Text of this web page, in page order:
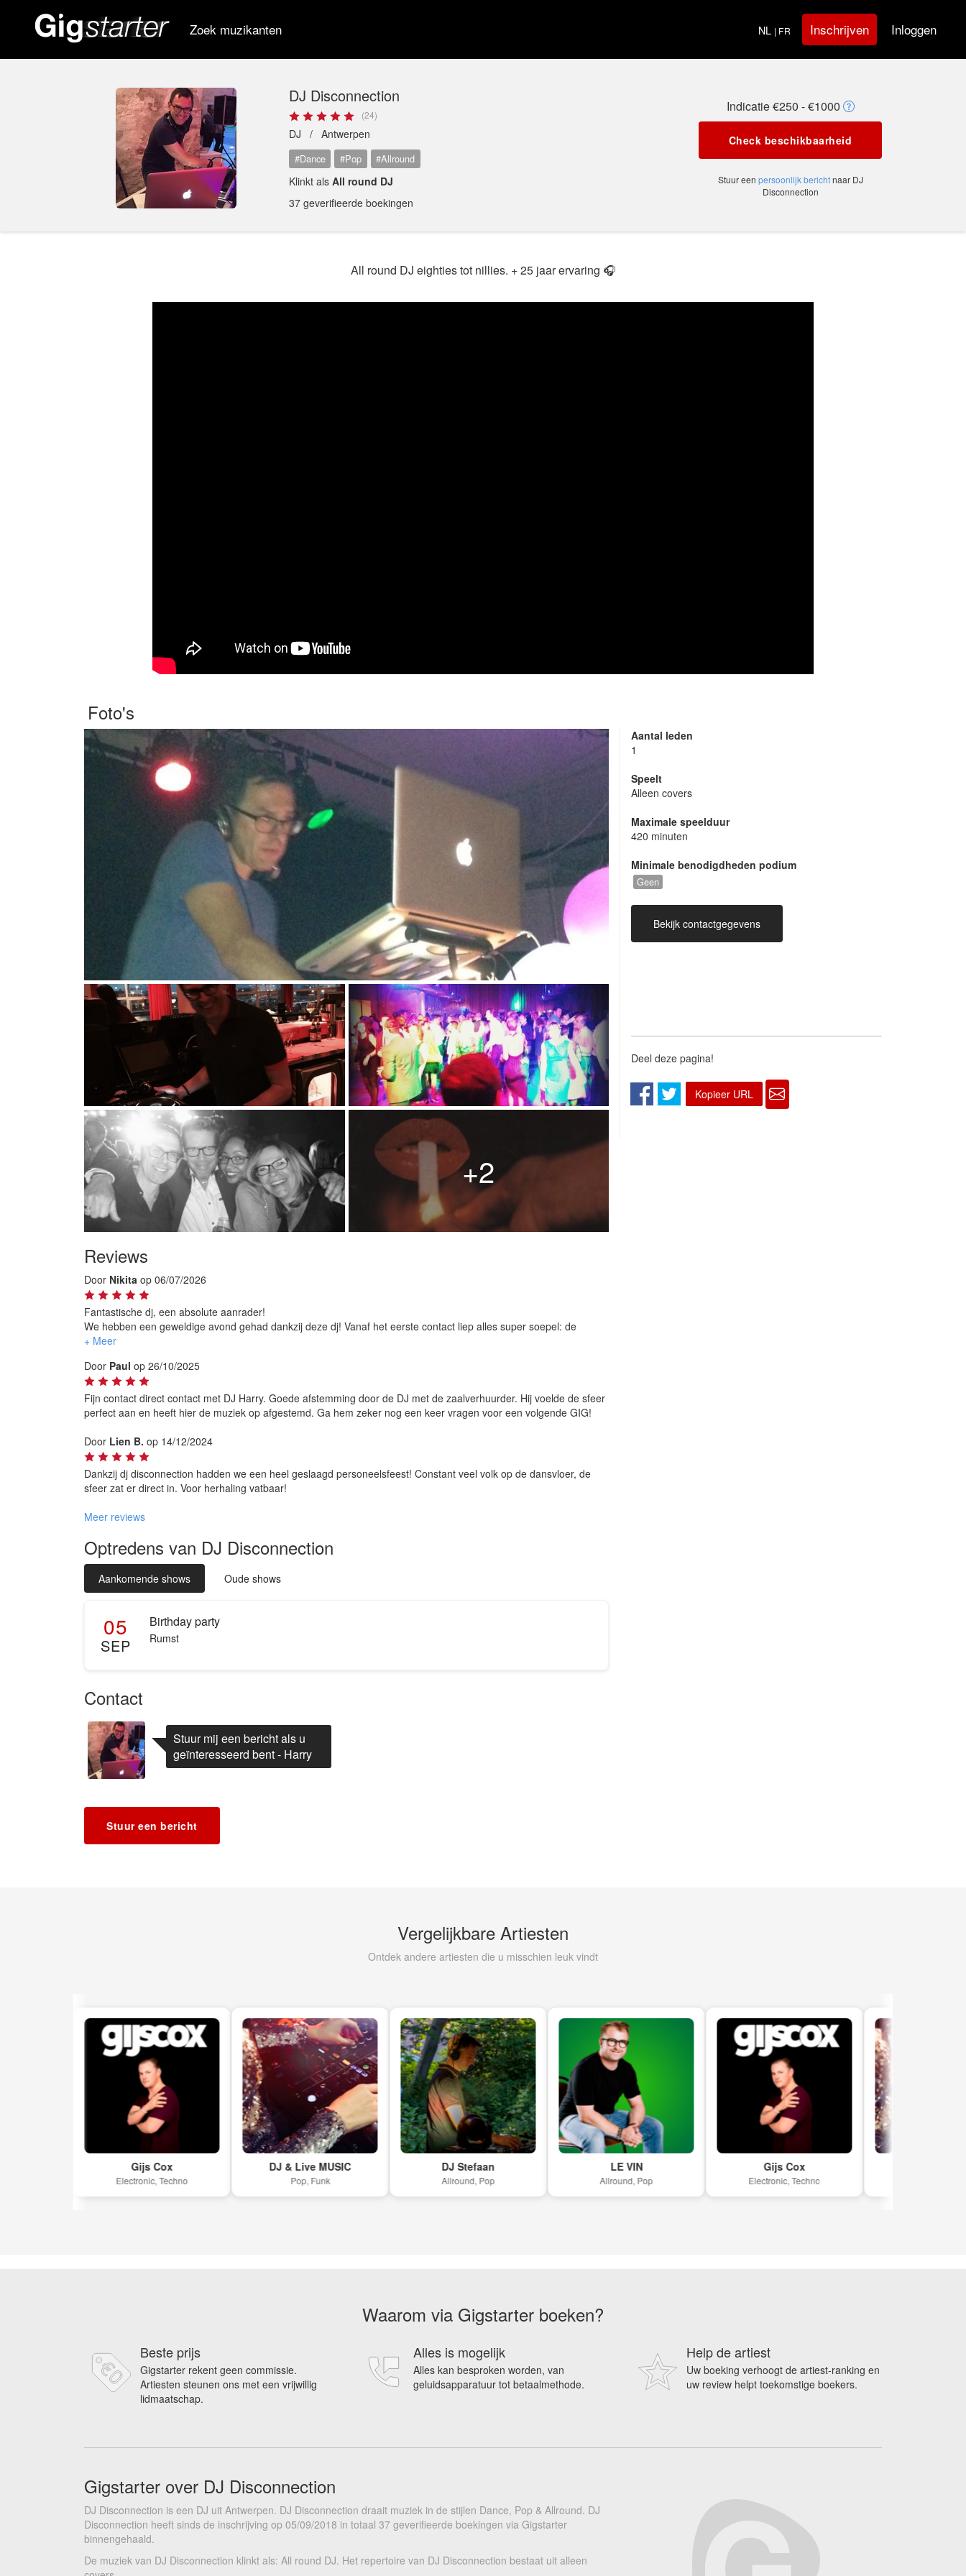
Zoek muzikanten NL | FR Inschrijven Inloggen
DJ Disconnection
(24)
DJ / Antwerpen
#Dance #Pop #Allround
Klinkt als All round DJ
37 geverifieerde boekingen
Indicatie €250 - €1000
Check beschikbaarheid
Stuur een persoonlijk berichtnaar DJ
Disconnection
All round DJ eighties tot nillies. + 25 jaar ervaring 🎧
Foto's
+2
Reviews
Door Nikita op 06/07/2026
Fantastische dj, een absolute aanrader!
We hebben een geweldige avond gehad dankzij deze dj! Vanaf het eerste contact liep alles super soepel: de
prijsberekening was heel correct en transparant, en hij is ontzettend vriendelijk in de omgang. Het belangrijkste: hij
Door Paul op 26/10/2025
Fijn contact direct contact met DJ Harry. Goede afstemming door de DJ met de zaalverhuurder. Hij voelde de sfeer
perfect aan en heeft hier de muziek op afgestemd. Ga hem zeker nog een keer vragen voor een volgende GIG!
Door Lien B. op 14/12/2024
Dankzij dj disconnection hadden we een heel geslaagd personeelsfeest! Constant veel volk op de dansvloer, de
sfeer zat er direct in. Voor herhaling vatbaar!
Meer reviews
Optredens van DJ Disconnection
Aankomende shows Oude shows
05
SEP
Birthday party
Rumst
Contact
Stuur mij een bericht als u
geïnteresseerd bent - Harry
Stuur een bericht
Aantal leden
1
Speelt
Alleen covers
Maximale speelduur
420 minuten
Minimale benodigdheden podium
Geen
Bekijk contactgegevens
Deel deze pagina!
Kopieer URL
Vergelijkbare Artiesten
Ontdek andere artiesten die u misschien leuk vindt
Gijs Cox
Electronic, Techno
DJ & Live MUSIC
Pop, Funk
DJ Stefaan
Allround, Pop
LE VIN
Allround, Pop
Gijs Cox
Electronic, Techno
Waarom via Gigstarter boeken?
Beste prijs
Gigstarter rekent geen commissie.
Artiesten steunen ons met een vrijwillig
lidmaatschap.
Alles is mogelijk
Alles kan besproken worden, van
geluidsapparatuur tot betaalmethode.
Help de artiest
Uw boeking verhoogt de artiest-ranking en
uw review helpt toekomstige boekers.
Gigstarter over DJ Disconnection
DJ Disconnection is een DJ uit Antwerpen. DJ Disconnection draait muziek in de stijlen Dance, Pop & Allround. DJ
Disconnection heeft sinds de inschrijving op 05/09/2018 in totaal 37 geverifieerde boekingen via Gigstarter
binnengehaald.
De muziek van DJ Disconnection klinkt als: All round DJ. Het repertoire van DJ Disconnection bestaat uit alleen